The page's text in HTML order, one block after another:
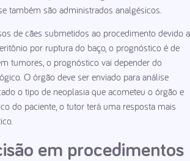
também são administrados analgésicos.
de cães submetidos ao procedimento devido a
por ruptura do baço, o prognóstico é de
tumores, o prognóstico vai depender do
O órgão deve ser enviado para análise
o tipo de neoplasia que acometeu o órgão e
do paciente, o tutor terá uma resposta mais
em procedimentos